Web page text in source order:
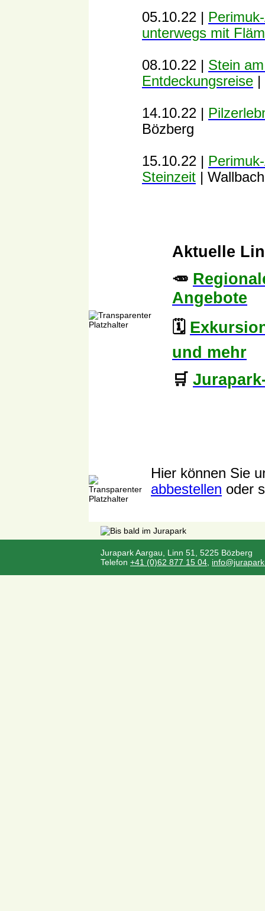
05.10.22 |
unterwegs mit
08.10.22 | Stein
Entdeckungsreise |
14.10.22 |
Bözberg
15.10.22 |
Steinzeit | Wallbach
Aktuelle
🥕
Angebote
🗓️
und mehr
🛒
Hier können Sie
abbestellen oder
Jurapark Aargau, Linn 51, 5225 Bözberg
Telefon +41 (0)62 877 15 04